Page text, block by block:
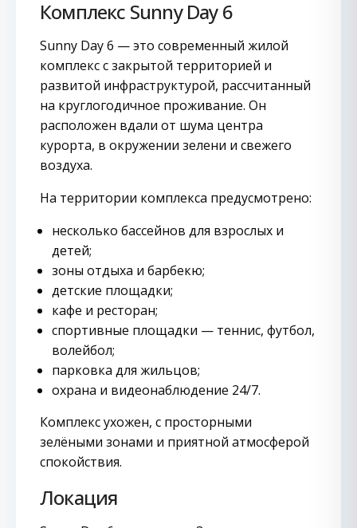
Комплекс Sunny Day 6
Sunny Day 6 — это современный жилой
комплекс с закрытой территорией и
развитой инфраструктурой, рассчитанный
на круглогодичное проживание. Он
расположен вдали от шума центра
курорта, в окружении зелени и свежего
воздуха.
На территории комплекса предусмотрено:
несколько бассейнов для взрослых и
детей;
зоны отдыха и барбекю;
детские площадки;
кафе и ресторан;
спортивные площадки — теннис, футбол,
волейбол;
парковка для жильцов;
охрана и видеонаблюдение 24/7.
Комплекс ухожен, с просторными
зелёными зонами и приятной атмосферой
спокойствия.
Локация